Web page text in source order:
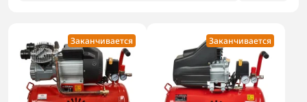
Заканчивается Заканчивается